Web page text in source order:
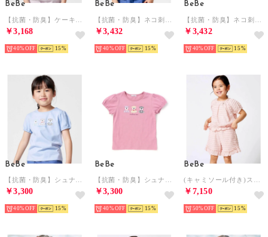
BeBe
￥3,168
40% 15
BeBe
￥3,432
40% 15
BeBe
￥3,432
40% 15
BeBe
￥3,300
40% 15
BeBe
￥3,300
40% 15
BeBe
￥7,150
50% 15